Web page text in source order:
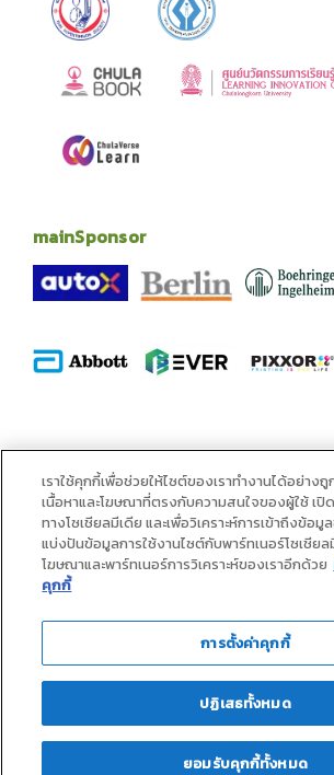
mainSponsor
alliance
เราใช้คุกกี้เพื่อช่วยให้ไซต์ของเราทำงานได้อย่าง
เนื้อหาและโฆษณาที่ตรงกับความสนใจของผู้ใช้ เ
ทางโซเชียลมีเดีย และเพื่อวิเคราะห์การเข้าถึงข้อมู
แบ่งปันข้อมูลการใช้งานไซต์กับพาร์ทเนอร์โซเชียล
โฆษณาและพาร์ทเนอร์การวิเคราะห์ของเราอีกด้วย
คุกกี้
การตั้งค่าคุกกี้
ปฏิเสธทั้งหมด
ยอมรับคุกกี้ทั้งหมด